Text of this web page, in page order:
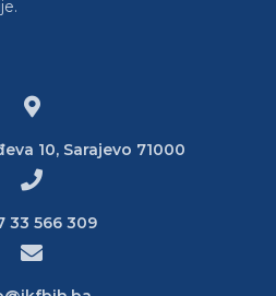
10, Sarajevo 71000
33 566 309